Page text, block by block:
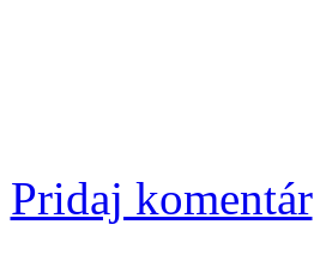
Pridaj komentár